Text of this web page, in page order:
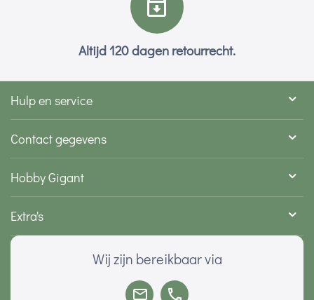
Altijd 120 dagen retourrecht.
Hulp en service
Contact gegevens
Hobby Gigant
Extra's
Wij zijn bereikbaar via